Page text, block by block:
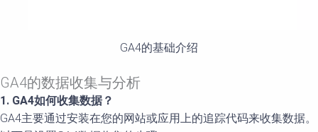
GA4的基础介绍
GA4的数据收集与分析
1. GA4如何收集数据？
GA4主要通过安装在您的网站或应用上的追踪代码来收集数据。